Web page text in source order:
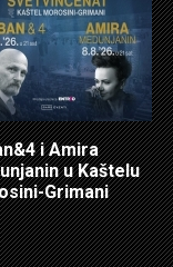
i Amira
u Kaštelu
Grimani